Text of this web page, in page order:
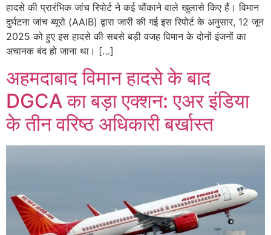
हादसे की प्रारंभिक जांच रिपोर्ट ने कई चौंकाने वाले खुलासे किए हैं। विमान
दुर्घटना जांच ब्यूरो (AAIB) द्वारा जारी की गई इस रिपोर्ट के अनुसार, 12 जून
2025 को हुए इस हादसे की सबसे बड़ी वजह विमान के दोनों इंजनों का
अचानक बंद हो जाना था। […]
अहमदाबाद विमान हादसे के बाद
DGCA का बड़ा एक्शन: एअर इंडिया
के तीन वरिष्ठ अधिकारी बर्खास्त